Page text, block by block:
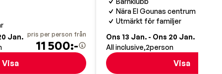
Jan. pris per person från
11 500:-
Visa
Nära El Gounas centrum
Utmärkt för familjer
Ons 13 Jan. - Ons 20 Jan.
All inclusive 2person
Visa